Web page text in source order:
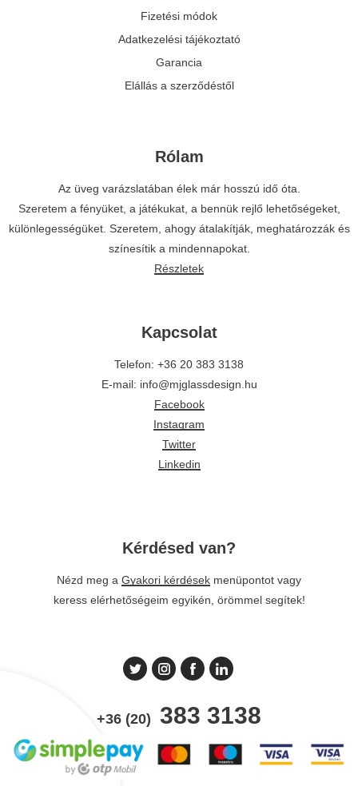
Fizetési módok
Adatkezelési tájékoztató
Garancia
Elállás a szerződéstől
Rólam
Az üveg varázslatában élek már hosszú idő óta.
Szeretem a fényüket, a játékukat, a bennük rejlő lehetőségeket,
különlegességüket. Szeretem, ahogy átalakítják, meghatározzák és
színesítik a mindennapokat.
Részletek
Kapcsolat
Telefon: +36 20 383 3138
E-mail: info@mjglassdesign.hu
Facebook
Instagram
Twitter
Linkedin
Kérdésed van?
Nézd meg a Gyakori kérdések menüpontot vagy
keress elérhetőségeim egyikén, örömmel segítek!
+36 (20) 383 3138